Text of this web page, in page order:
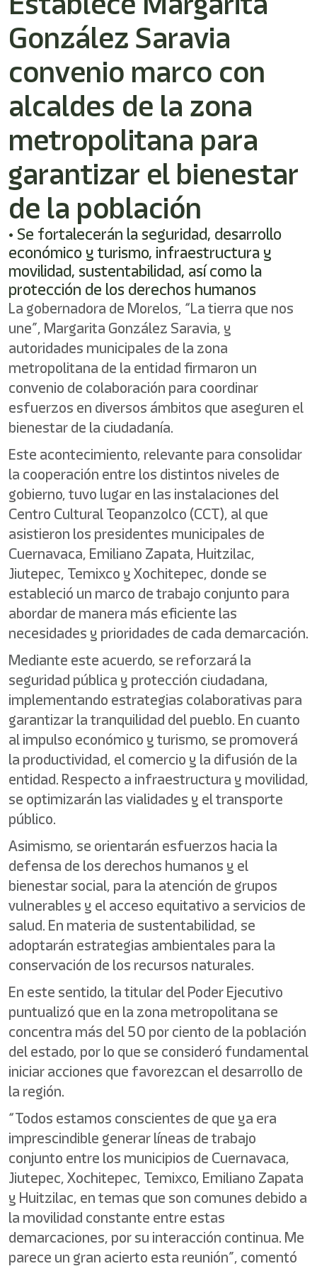
Este
acceso
directo
lector
de
pantalla
ayudarle
navegar
interactuar
con
contenido.
González Saravia
convenio marco con
alcaldes de la zona
metropolitana para
garantizar el bienestar
de la población
• Se fortalecerán la seguridad, desarrollo
económico y turismo, infraestructura y
movilidad, sustentabilidad, así como la
protección de los derechos humanos
La gobernadora de Morelos, “La tierra que nos
une”, Margarita González Saravia, y
autoridades municipales de la zona
metropolitana de la entidad firmaron un
convenio de colaboración para coordinar
esfuerzos en diversos ámbitos que aseguren el
bienestar de la ciudadanía.
Este acontecimiento, relevante para consolidar
la cooperación entre los distintos niveles de
gobierno, tuvo lugar en las instalaciones del
Centro Cultural Teopanzolco (CCT), al que
asistieron los presidentes municipales de
Cuernavaca, Emiliano Zapata, Huitzilac,
Jiutepec, Temixco y Xochitepec, donde se
estableció un marco de trabajo conjunto para
abordar de manera más eficiente las
necesidades y prioridades de cada demarcación.
Mediante este acuerdo, se reforzará la
seguridad pública y protección ciudadana,
implementando estrategias colaborativas para
garantizar la tranquilidad del pueblo. En cuanto
al impulso económico y turismo, se promoverá
la productividad, el comercio y la difusión de la
entidad. Respecto a infraestructura y movilidad,
se optimizarán las vialidades y el transporte
público.
Asimismo, se orientarán esfuerzos hacia la
defensa de los derechos humanos y el
bienestar social, para la atención de grupos
vulnerables y el acceso equitativo a servicios de
salud. En materia de sustentabilidad, se
adoptarán estrategias ambientales para la
conservación de los recursos naturales.
En este sentido, la titular del Poder Ejecutivo
puntualizó que en la zona metropolitana se
concentra más del 50 por ciento de la población
del estado, por lo que se consideró fundamental
iniciar acciones que favorezcan el desarrollo de
la región.
“Todos estamos conscientes de que ya era
imprescindible generar líneas de trabajo
conjunto entre los municipios de Cuernavaca,
Jiutepec, Xochitepec, Temixco, Emiliano Zapata
y Huitzilac, en temas que son comunes debido a
la movilidad constante entre estas
demarcaciones, por su interacción continua. Me
parece un gran acierto esta reunión”, comentó